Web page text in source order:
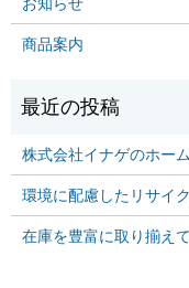
商品案内
株式会社イナゲのホー
環境に配慮したリサイ
在庫を豊富に取り揃え